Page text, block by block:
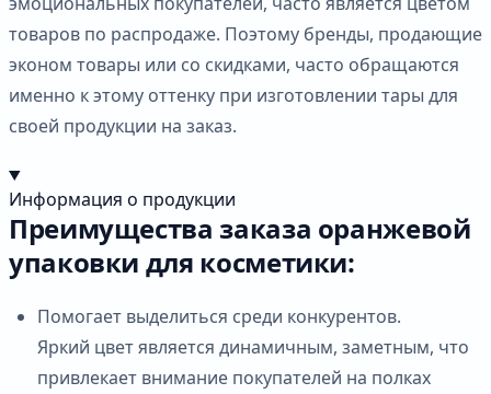
товаров по распродаже. Поэтому бренды, продающие
эконом товары или со скидками, часто обращаются
именно к этому оттенку при изготовлении тары для
своей продукции на заказ.
Информация о продукции
Преимущества заказа оранжевой
упаковки для косметики:
Помогает выделиться среди конкурентов.
Яркий цвет является динамичным, заметным, что
привлекает внимание покупателей на полках